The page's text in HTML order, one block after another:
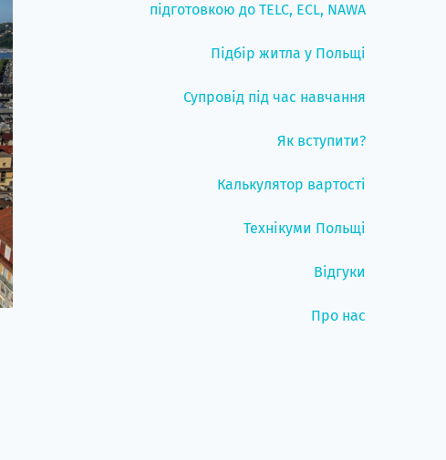
підготовкою до TELC, ECL, NAWA
Підбір житла у Польщі
Супровід під час навчання
Як вступити?
Калькулятор вартості
Технікуми Польщі
Відгуки
Про нас